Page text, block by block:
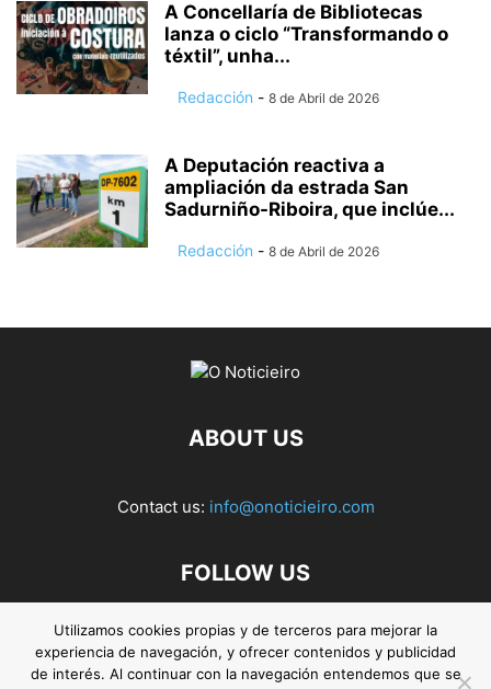
A Concellaría de Bibliotecas
lanza o ciclo “Transformando o
téxtil”, unha...
Redacción - 8 de Abril de 2026
A Deputación reactiva a
ampliación da estrada San
Sadurniño-Riboira, que inclúe...
Redacción - 8 de Abril de 2026
ABOUT US
Contact us: info@onoticieiro.com
FOLLOW US
Utilizamos cookies propias y de terceros para mejorar la
experiencia de navegación, y ofrecer contenidos y publicidad
de interés. Al continuar con la navegación entendemos que se